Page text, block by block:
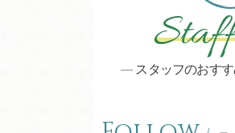
スタッフのおす